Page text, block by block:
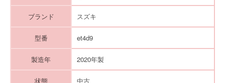
ブランド スズキ
型番 et4d9
製造年 2020年製
状態 中古